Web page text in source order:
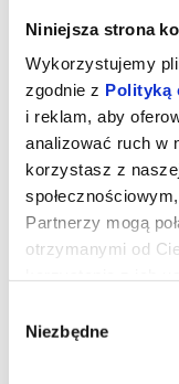
Niniejsza strona
Wykorzystujemy
zgodnie z Polityką
i reklam, aby
analizować ruch w
korzystasz z
Partnerzy mogą
otrzymanymi od
zgody
Niezbędne
Mikey i
Mikey i Nicky to
jakiego jeszcze nie
chcemy, żebyście
figuruje na liście Top
najlepszych filmów
Jedno z arcydzieł
twórczych bólach:
materiału było
Gangsterska